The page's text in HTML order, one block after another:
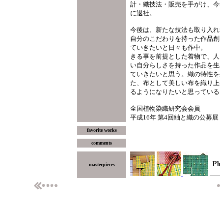
計・織技法・販売を手がけ、
に退社。
今後は、新たな技法も取り入
自分のこだわりを持った作品
ていきたいと日々も作中。
きる事を前提とした着物で、
い自分らしさを持った作品を
ていきたいと思う。織の特性
た、布として美しい布を織り
るようになりたいと思ってい
全国植物染織研究会会員
平成16年 第4回紬と織の公募展
favorite works
comments
masterpieces